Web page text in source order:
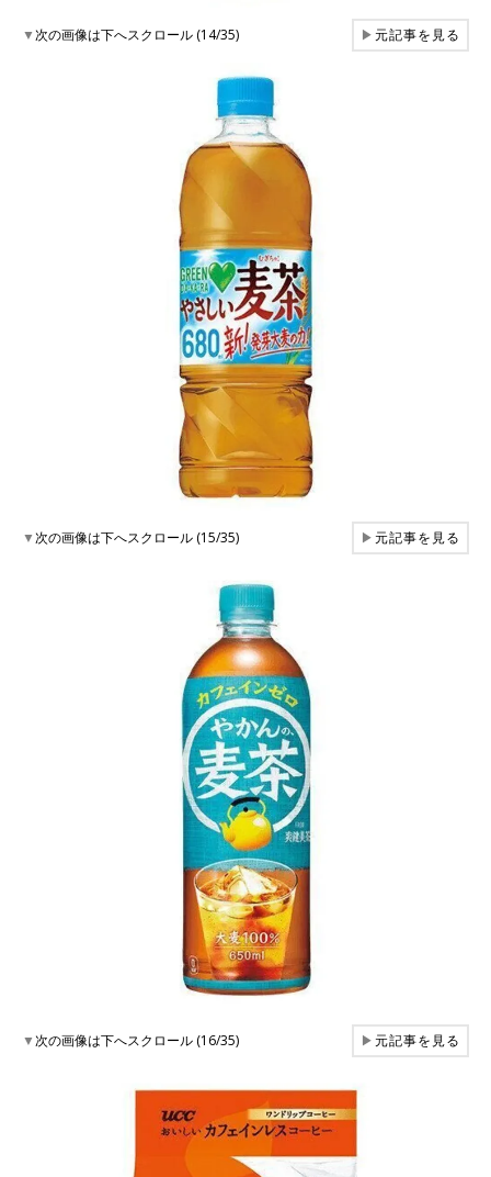
▼次の画像は下へスクロール (14/35) ▶元記事を見る
▼次の画像は下へスクロール (15/35) ▶元記事を見る
▼次の画像は下へスクロール (16/35) ▶元記事を見る